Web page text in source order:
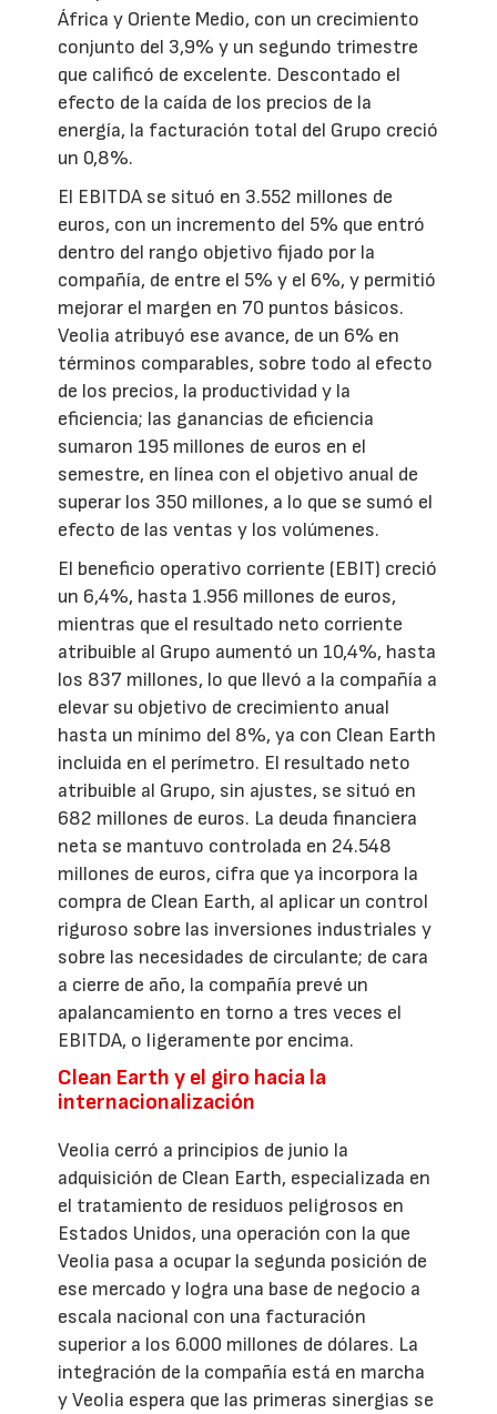
África y Oriente Medio, con un crecimiento
conjunto del 3,9% y un segundo trimestre
que calificó de excelente. Descontado el
efecto de la caída de los precios de la
energía, la facturación total del Grupo creció
un 0,8%.
El EBITDA se situó en 3.552 millones de
euros, con un incremento del 5% que entró
dentro del rango objetivo fijado por la
compañía, de entre el 5% y el 6%, y permitió
mejorar el margen en 70 puntos básicos.
Veolia atribuyó ese avance, de un 6% en
términos comparables, sobre todo al efecto
de los precios, la productividad y la
eficiencia; las ganancias de eficiencia
sumaron 195 millones de euros en el
semestre, en línea con el objetivo anual de
superar los 350 millones, a lo que se sumó el
efecto de las ventas y los volúmenes.
El beneficio operativo corriente (EBIT) creció
un 6,4%, hasta 1.956 millones de euros,
mientras que el resultado neto corriente
atribuible al Grupo aumentó un 10,4%, hasta
los 837 millones, lo que llevó a la compañía a
elevar su objetivo de crecimiento anual
hasta un mínimo del 8%, ya con Clean Earth
incluida en el perímetro. El resultado neto
atribuible al Grupo, sin ajustes, se situó en
682 millones de euros. La deuda financiera
neta se mantuvo controlada en 24.548
millones de euros, cifra que ya incorpora la
compra de Clean Earth, al aplicar un control
riguroso sobre las inversiones industriales y
sobre las necesidades de circulante; de cara
a cierre de año, la compañía prevé un
apalancamiento en torno a tres veces el
EBITDA, o ligeramente por encima.
Clean Earth y el giro hacia la
internacionalización
Veolia cerró a principios de junio la
adquisición de Clean Earth, especializada en
el tratamiento de residuos peligrosos en
Estados Unidos, una operación con la que
Veolia pasa a ocupar la segunda posición de
ese mercado y logra una base de negocio a
escala nacional con una facturación
superior a los 6.000 millones de dólares. La
integración de la compañía está en marcha
y Veolia espera que las primeras sinergias se